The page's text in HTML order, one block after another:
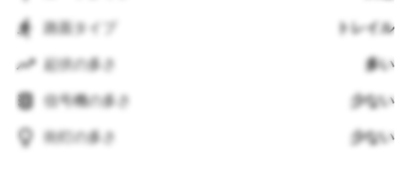
路面タイプ トレイル
起伏の多さ 多い
信号機の多さ 少ない
街灯の多さ 少ない